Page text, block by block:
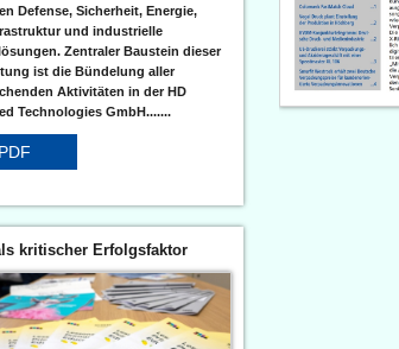
Defense, Sicherheit, Energie,
und industrielle
Zentraler Baustein dieser
ist die Bündelung aller
Aktivitäten in der HD
Technologies GmbH.......
PDF
kritischer Erfolgsfaktor